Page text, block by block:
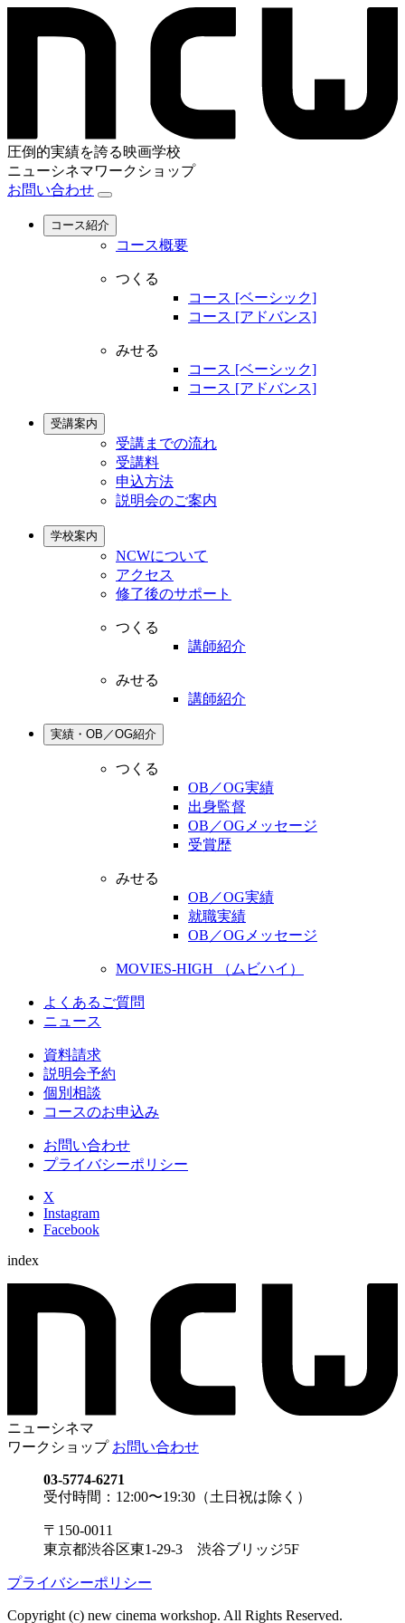
圧倒的実績を誇る映画学校
ニューシネマワークショップ
お問い合わせ
コース紹介
コース概要
つくる
コース [ベーシック]
コース [アドバンス]
みせる
コース [ベーシック]
コース [アドバンス]
受講案内
受講までの流れ
受講料
申込方法
説明会のご案内
学校案内
NCWについて
アクセス
修了後のサポート
つくる
講師紹介
みせる
講師紹介
実績・OB／OG紹介
つくる
OB／OG実績
出身監督
OB／OGメッセージ
受賞歴
みせる
OB／OG実績
就職実績
OB／OGメッセージ
MOVIES-HIGH （ムビハイ）
よくあるご質問
ニュース
資料請求
説明会予約
個別相談
コースのお申込み
お問い合わせ
プライバシーポリシー
X
Instagram
Facebook
index
ニューシネマ
ワークショップ お問い合わせ
03-5774-6271
受付時間：12:00〜19:30（土日祝は除く）
〒150-0011
東京都渋谷区東1-29-3 渋谷ブリッジ5F
プライバシーポリシー
Copyright (c) new cinema workshop. All Rights Reserved.